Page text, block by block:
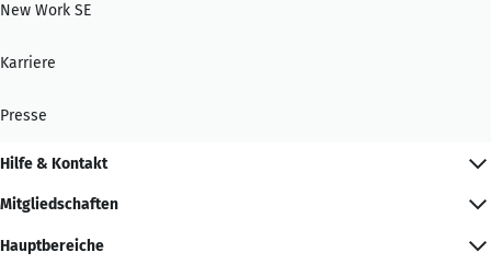
New Work SE
Karriere
Presse
Hilfe & Kontakt
Mitgliedschaften
Hauptbereiche